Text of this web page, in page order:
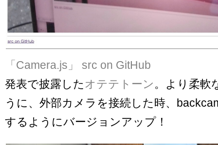
「Camera.js」
src on GitHub
発表で披露したオテテトーン。より柔軟
うに、外部カメラを接続した時、
するようにバージョンアップ！